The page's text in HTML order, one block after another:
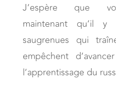
J’espère que
maintenant qu’il y
saugrenues qui
empêchent
l’apprentissage du